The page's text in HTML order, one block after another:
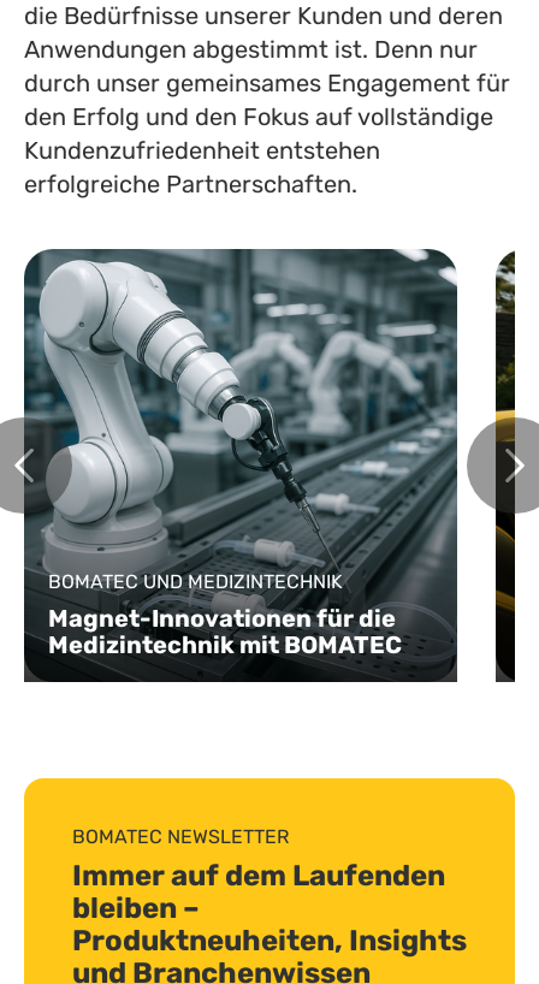
die Bedürfnisse unserer Kunden und deren
Anwendungen abgestimmt ist. Denn nur
durch unser gemeinsames Engagement für
den Erfolg und den Fokus auf vollständige
Kundenzufriedenheit entstehen
erfolgreiche Partnerschaften.
BOMATEC UND MEDIZINTECHNIK
Magnet-Innovationen für die
Medizintechnik mit BOMATEC
BOMATEC NEWSLETTER
Immer auf dem Laufenden
bleiben –
Produktneuheiten, Insights
und Branchenwissen